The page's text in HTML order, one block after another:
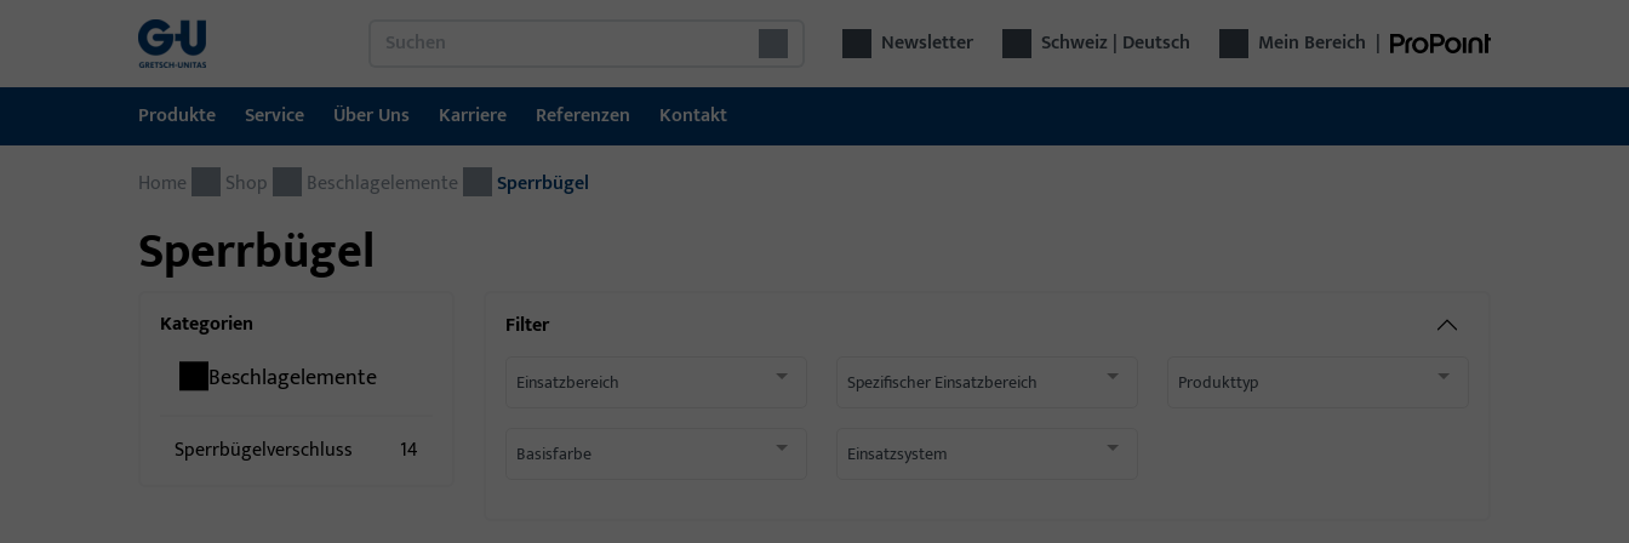
Newsletter Schweiz | Deutsch Mein Bereich |
Produkte
Produkte
Fenstertechnik
Automatische Eingangsysteme
Montagematerial
Service
Service
Downloadportal
Über Uns
Über Uns
GU-Gruppe weltweit
Karriere
Karriere
Jobportal
Referenzen
Referenzen
Kontakt
Kontakt
Home Shop Beschlagelemente Sperrbügel
Sperrbügel
Kategorien
Beschlagelemente
Sperrbügelverschluss 14
Filter
Einsatzbereich Spezifischer Einsatzbereich Produkttyp
Basisfarbe Einsatzsystem